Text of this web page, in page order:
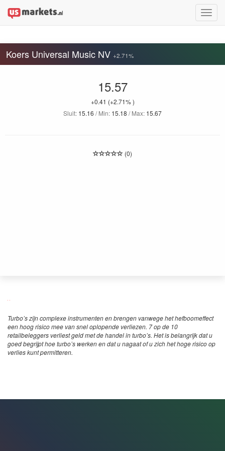
Toggle
Koers Universal Music NV +2.71%
15.57
+0.41 (+2.71% )
Sluit: 15.16 / Min: 15.18 / Max: 15.67
(0)
Turbo’s zijn complexe instrumenten en brengen vanwege het hefboomeffect
een hoog risico mee van snel oplopende verliezen. 7 op de 10
retailbeleggers verliest geld met de handel in turbo’s. Het is belangrijk dat u
goed begrijpt hoe turbo’s werken en dat u nagaat of u zich het hoge risico op
verlies kunt permitteren.